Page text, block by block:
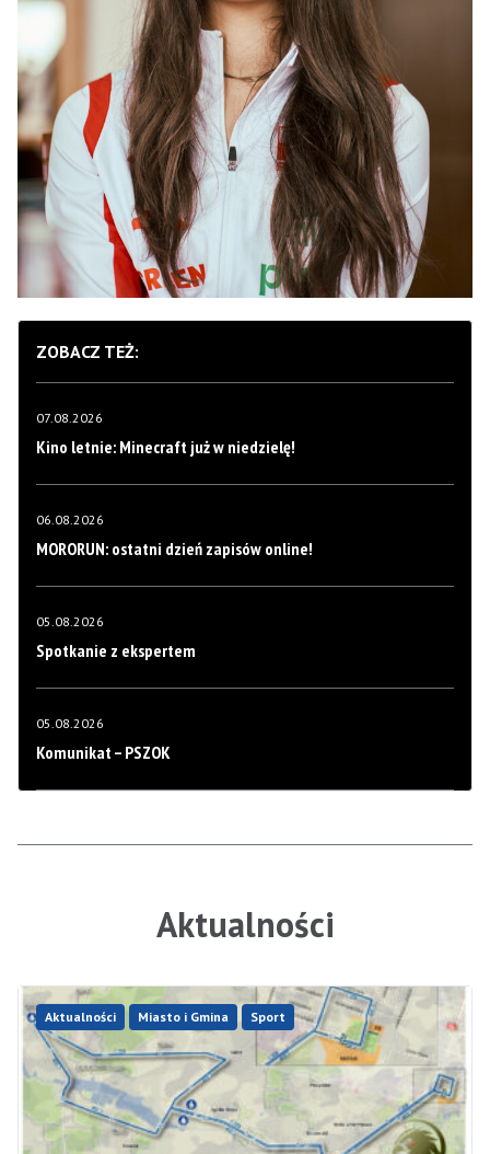
ZOBACZ TEŻ:
07.08.2026
Kino letnie: Minecraft już w niedzielę!
06.08.2026
MORORUN: ostatni dzień zapisów online!
05.08.2026
Spotkanie z ekspertem
05.08.2026
Komunikat – PSZOK
Aktualności
Aktualności Miasto i Gmina Sport